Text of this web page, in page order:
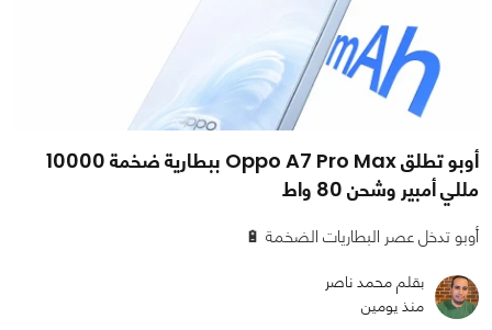
أوبو تطلق Oppo A7 Pro Max ببطارية ضخمة 10000
مللي أمبير وشحن 80 واط
أوبو تدخل عصر البطاريات الضخمة 🔋
بقلم محمد ناصر
منذ يومين